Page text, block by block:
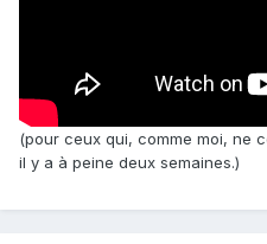
(pour ceux qui, comme moi, ne
il y a à peine deux semaines.)